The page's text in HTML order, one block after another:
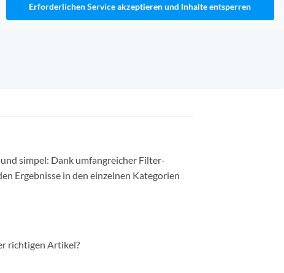
Erforderlichen Service akzeptieren und Inhalte entsperren
simpel: Dank umfangreicher Filter-
Ergebnisse in den einzelnen Kategorien
richtigen Artikel?